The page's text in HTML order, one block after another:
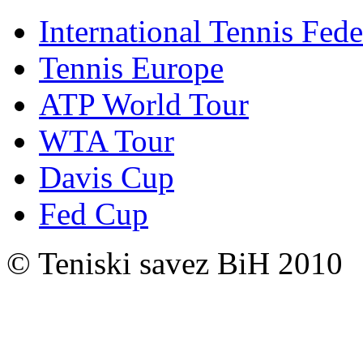
International Tennis
Tennis Europe
ATP World Tour
WTA Tour
Davis Cup
Fed Cup
© Teniski savez BiH 2010